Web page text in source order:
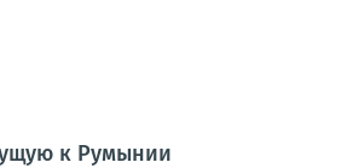
к Румынии